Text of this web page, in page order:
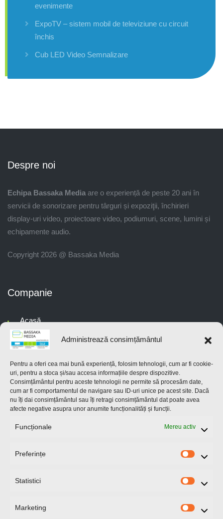
Administrează consimțământul
Pentru a oferi cea mai bună experiență, folosim tehnologii, cum ar fi cookie-
uri, pentru a stoca și/sau accesa informațiile despre dispozitive.
Consimțământul pentru aceste tehnologii ne permite să procesăm date,
cum ar fi comportamentul de navigare sau ID-uri unice pe acest site. Dacă
nu îți dai consimțământul sau îți retragi consimțământul dat poate avea
afecte negative asupra unor anumite funcționalități și funcții.
Funcționale Mereu activ
Preferințe
Statistici
Statistici
Marketing
evenimente
ExpoTV – sistem mobil de televiziune cu circuit
închis
Cub LED Video Semnalizare
Despre noi
Echipa Bassaka Media are o experiență de peste 20 ani în
servicii de sonorizare pentru târguri și expoziţii, închirieri
display-uri video, proiectoare video, podiumuri, scene, lumini și
echipamente audio.
Copyright 2026 @ Bassaka Media
Companie
Acasă
Despre noi
Servicii
Contact
Noutăți
Politică cookie-uri (UE)
București, România